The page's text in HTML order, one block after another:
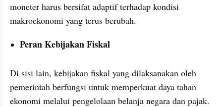
moneter harus bersifat adaptif terhadap kondisi
makroekonomi yang terus berubah.
Peran Kebijakan Fiskal
Di sisi lain, kebijakan fiskal yang dilaksanakan oleh
pemerintah berfungsi untuk memperkuat daya tahan
ekonomi melalui pengelolaan belanja negara dan pajak.